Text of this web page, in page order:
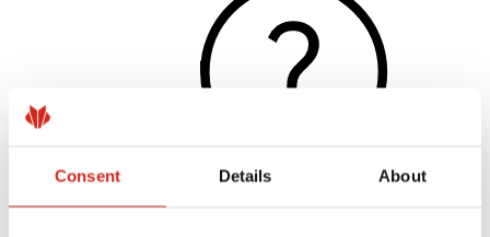
Consent Details About